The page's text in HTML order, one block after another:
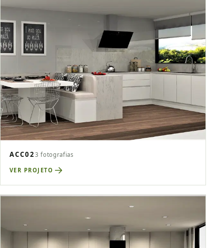
ACC02 3 fotografias
VER PROJETO